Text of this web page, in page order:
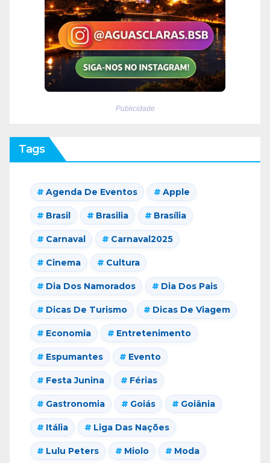
Publicidade
Tags
Agenda De Eventos Apple
Brasil Brasilia Brasília
Carnaval Carnaval2025
Cinema Cultura
Dia Dos Namorados Dia Dos Pais
Dicas De Turismo Dicas De Viagem
Economia Entretenimento
Espumantes Evento
Festa Junina Férias
Gastronomia Goiás Goiânia
Itália Liga Das Nações
Lulu Peters Miolo Moda